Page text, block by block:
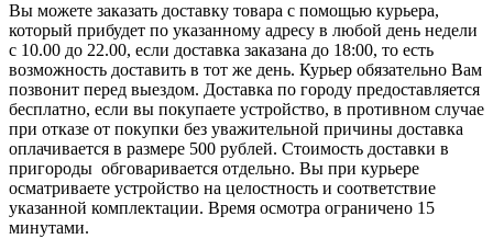
Вы можете заказать доставку товара с помощью курьера,
который прибудет по указанному адресу в любой день недели
с 10.00 до 22.00, если доставка заказана до 18:00, то есть
возможность доставить в тот же день. Курьер обязательно Вам
позвонит перед выездом. Доставка по городу предоставляется
бесплатно, если вы покупаете устройство, в противном случае
при отказе от покупки без уважительной причины доставка
оплачивается в размере 500 рублей. Стоимость доставки в
пригороды обговаривается отдельно. Вы при курьере
осматриваете устройство на целостность и соответствие
указанной комплектации. Время осмотра ограничено 15
минутами.